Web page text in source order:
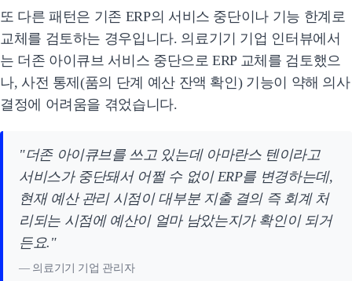
또 다른 패턴은 기존 ERP의 서비스 중단이나 기능 한계로
교체를 검토하는 경우입니다. 의료기기 기업 인터뷰에서
는 더존 아이큐브 서비스 중단으로 ERP 교체를 검토했으
나, 사전 통제(품의 단계 예산 잔액 확인) 기능이 약해 의사
결정에 어려움을 겪었습니다.
"더존 아이큐브를 쓰고 있는데 아마란스 텐이라고
서비스가 중단돼서 어쩔 수 없이 ERP를 변경하는데,
현재 예산 관리 시점이 대부분 지출 결의 즉 회계 처
리되는 시점에 예산이 얼마 남았는지가 확인이 되거
든요."
— 의료기기 기업 관리자